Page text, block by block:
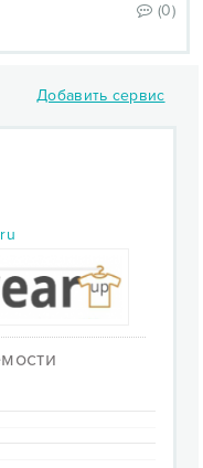
(0)
Добавить сервис